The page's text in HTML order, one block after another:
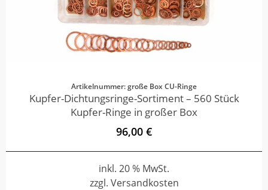
Artikelnummer: große Box CU-Ringe
Kupfer-Dichtungsringe-Sortiment – 560 Stück
Kupfer-Ringe in großer Box
96,00 €
inkl. 20 % MwSt.
zzgl. Versandkosten